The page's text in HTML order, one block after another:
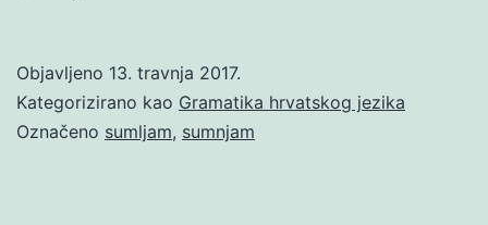
Objavljeno 13. travnja 2017.
Kategorizirano kao Gramatika hrvatskog jezika
Označeno sumljam, sumnjam